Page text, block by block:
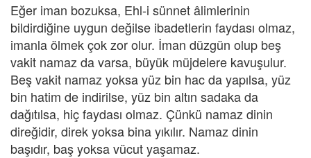
Eğer iman bozuksa, Ehl-i sünnet âlimlerinin
bildirdiğine uygun değilse ibadetlerin faydası olmaz,
imanla ölmek çok zor olur. İman düzgün olup beş
vakit namaz da varsa, büyük müjdelere kavuşulur.
Beş vakit namaz yoksa yüz bin hac da yapılsa, yüz
bin hatim de indirilse, yüz bin altın sadaka da
dağıtılsa, hiç faydası olmaz. Çünkü namaz dinin
direğidir, direk yoksa bina yıkılır. Namaz dinin
başıdır, baş yoksa vücut yaşamaz.